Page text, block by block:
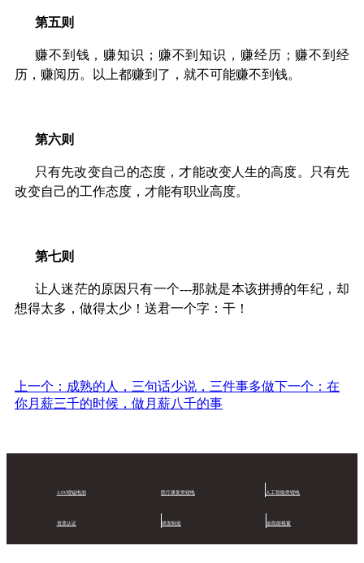
第五则
赚不到钱，赚知识；赚不到知识，赚经历；赚不到经
历，赚阅历。以上都赚到了，就不可能赚不到钱。
第六则
只有先改变自己的态度，才能改变人生的高度。只有先
改变自己的工作态度，才能有职业高度。
第七则
让人迷茫的原因只有一个---那就是本该拼搏的年纪，却
想得太多，做得太少！送君一个字：干！
上一个：成熟的人，三句话少说，三件事多做下一个：在
你月薪三千的时候，做月薪八千的事
3.0V锂锰电池 医疗康复类锂电 人工智能类锂电
资质认证 研发制造 金凯能视窗